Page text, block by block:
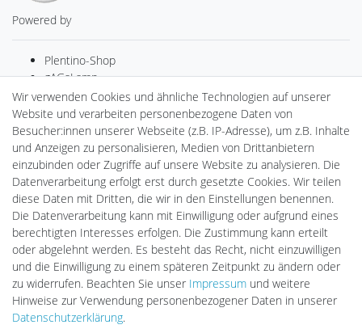
Powered by
Plentino-Shop
gAGaLamp
Drohnenstore24
Cardanlight-Shop
Batteriespeicher
PlentiSolar
Gebrauchtlicht
Ledkauf
DEYESOLAR
Lightech Connect
CardanLight Europe
FORTIMO LEDs
LED-RETROSHOP
MeinUSB
Wir verwenden Cookies und ähnliche Technologien auf unserer
Website und verarbeiten personenbezogene Daten von
Besucher:innen unserer Webseite (z.B. IP-Adresse), um z.B. Inhalte
und Anzeigen zu personalisieren, Medien von Drittanbietern
einzubinden oder Zugriffe auf unsere Website zu analysieren. Die
Datenverarbeitung erfolgt erst durch gesetzte Cookies. Wir teilen
diese Daten mit Dritten, die wir in den Einstellungen benennen.
Die Datenverarbeitung kann mit Einwilligung oder aufgrund eines
berechtigten Interesses erfolgen. Die Zustimmung kann erteilt
oder abgelehnt werden. Es besteht das Recht, nicht einzuwilligen
und die Einwilligung zu einem späteren Zeitpunkt zu ändern oder
zu widerrufen. Beachten Sie unser Impressum und weitere
Hinweise zur Verwendung personenbezogener Daten in unserer
Daten­schutz­erklärung.